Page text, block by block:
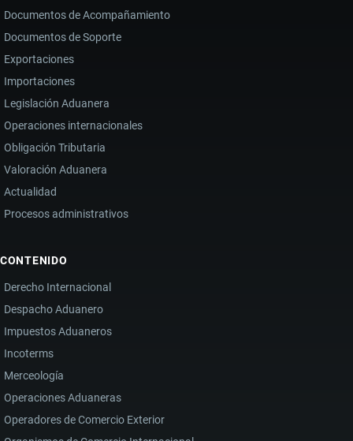
Documentos de Acompañamiento
Documentos de Soporte
Exportaciones
Importaciones
Legislación Aduanera
Operaciones internacionales
Obligación Tributaria
Valoración Aduanera
Actualidad
Procesos administrativos
CONTENIDO
Derecho Internacional
Despacho Aduanero
Impuestos Aduaneros
Incoterms
Merceología
Operaciones Aduaneras
Operadores de Comercio Exterior